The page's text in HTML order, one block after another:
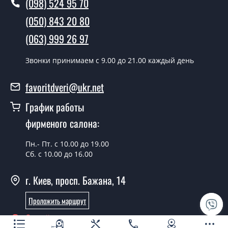
Да производим. Монтаж дверных полотен
производится согласно очереди, во все дни кроме
Сколько стоит установка дверей
сатин белый - от 1800 грн.
Можно на сегодня вызвать
замерщика?
У вас есть в наличии готовые
дверные полотна?
Да, мы имеем большой ассортимент готовых дверных
полотен.
(098) 524 95 70
(050) 843 20 80
(063) 999 26 97
Звонки принимаем c 9.00 до 21.00 каждый день
favoritdveri@ukr.net
График работы
фирменого салона:
Пн.- Пт. с 10.00 до 19.00
Сб. с 10.00 до 16.00
г. Киев, просп. Бажана, 14
Проложить маршрут
Онлайн консультант